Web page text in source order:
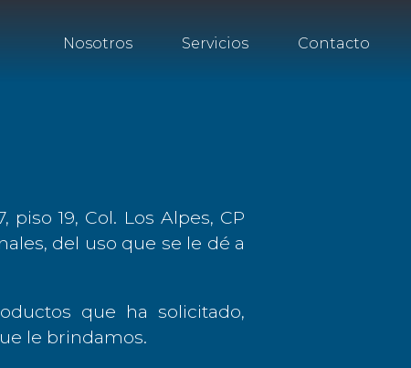
Nosotros Servicios Contacto
piso 19, Col. Los Alpes, CP
del uso que se le dé a
que ha solicitado,
le brindamos.